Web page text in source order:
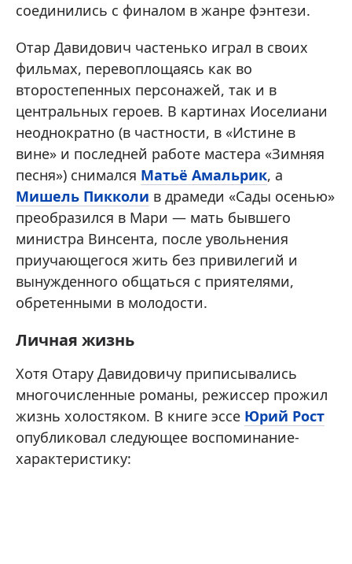
соединились с финалом в жанре фэнтези.
Отар Давидович частенько играл в своих
фильмах, перевоплощаясь как во
второстепенных персонажей, так и в
центральных героев. В картинах Иоселиани
неоднократно (в частности, в «Истине в
вине» и последней работе мастера «Зимняя
песня») снимался Матьё Амальрик, а
Мишель Пикколи в драмеди «Сады осенью»
преобразился в Мари — мать бывшего
министра Винсента, после увольнения
приучающегося жить без привилегий и
вынужденного общаться с приятелями,
обретенными в молодости.
Личная жизнь
Хотя Отару Давидовичу приписывались
многочисленные романы, режиссер прожил
жизнь холостяком. В книге эссе Юрий Рост
опубликовал следующее воспоминание-
характеристику: